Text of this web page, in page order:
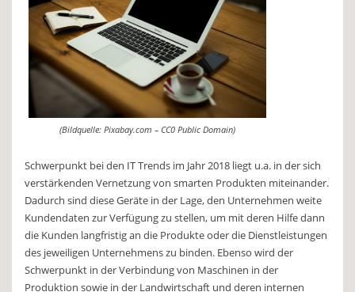
(Bildquelle: Pixabay.com – CC0 Public Domain)
Schwerpunkt bei den IT Trends im Jahr 2018 liegt u.a. in der sich
verstärkenden Vernetzung von smarten Produkten miteinander.
Dadurch sind diese Geräte in der Lage, den Unternehmen weite
Kundendaten zur Verfügung zu stellen, um mit deren Hilfe dann
die Kunden langfristig an die Produkte oder die Dienstleistungen
des jeweiligen Unternehmens zu binden. Ebenso wird der
Schwerpunkt in der Verbindung von Maschinen in der
Produktion sowie in der Landwirtschaft und deren internen